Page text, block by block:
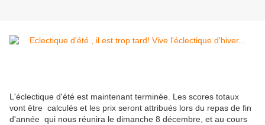
L'éclectique d'été est maintenant terminée. Les scores totaux
vont être calculés et les prix seront attribués lors du repas de fin
d'année qui nous réunira le dimanche 8 décembre, et au cours